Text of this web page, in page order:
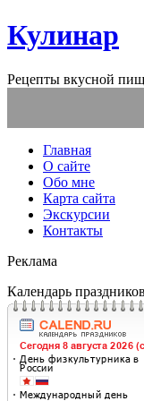
Кулинар
Рецепты вкусной
Главная
О сайте
Обо мне
Карта сайта
Экскурсии
Контакты
Реклама
Календарь праздников